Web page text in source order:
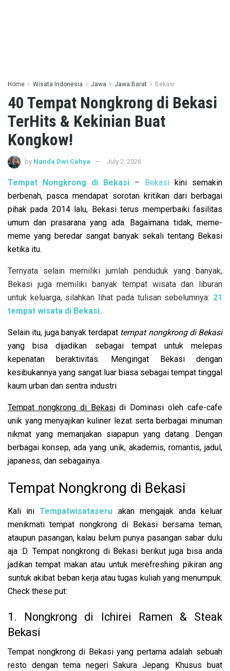
Home Wisata Indonesia Jawa Jawa Barat Bekasi
40 Tempat Nongkrong di Bekasi
TerHits & Kekinian Buat
Kongkow!
by Nanda Dwi Cahya July 2, 2026
Tempat Nongkrong di Bekasi – Bekasi kini semakin
berbenah, pasca mendapat sorotan kritikan dari berbagai
pihak pada 2014 lalu, Bekasi terus memperbaiki fasilitas
umum dan prasarana yang ada. Bagaimana tidak, meme-
meme yang beredar sangat banyak sekali tentang Bekasi
ketika itu.
Ternyata selain memiliki jumlah penduduk yang banyak,
Bekasi juga memiliki banyak tempat wisata dan liburan
untuk keluarga, silahkan lihat pada tulisan sebelumnya: 21
tempat wisata di Bekasi.
Selain itu, juga banyak terdapat tempat nongkrong di Bekasi
yang bisa dijadikan sebagai tempat untuk melepas
kepenatan beraktivitas. Mengingat Bekasi dengan
kesibukannya yang sangat luar biasa sebagai tempat tinggal
kaum urban dan sentra industri.
Tempat nongkrong di Bekasidi Dominasi oleh cafe-cafe
unik yang menyajikan kuliner lezat serta berbagai minuman
nikmat yang memanjakan siapapun yang datang. Dengan
berbagai konsep, ada yang unik, akademis, romantis, jadul,
japaness, dan sebagainya.
Tempat Nongkrong di Bekasi
Kali iniTempatwisataseru akan mengajak anda keluar
menikmati tempat nongkrong di Bekasi bersama teman,
ataupun pasangan, kalau belum punya pasangan sabar dulu
aja :D. Tempat nongkrong di Bekasi berikut juga bisa anda
jadikan tempat makan atau untuk merefreshing pikiran ang
suntuk akibat beban kerja atau tugas kuliah yang menumpuk.
Check these put:
1. Nongkrong di Ichirei Ramen & Steak
Bekasi
Tempat nongkrong di Bekasi yang pertama adalah sebuah
resto dengan tema negeri Sakura Jepang. Khusus buat